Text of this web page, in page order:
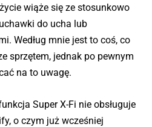
wiąże się ze stosunkowo
do ucha lub
Według mnie jest to coś, co
sprzętem, jednak po pewnym
na to uwagę.
Super X-Fi nie obsługuje
o czym już wcześniej